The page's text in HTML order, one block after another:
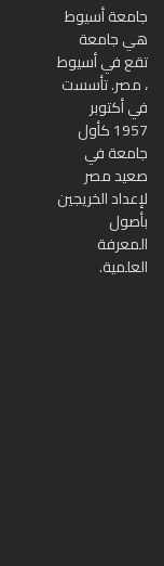
جامعة أسيوط
هي جامعة
تقع في أسيوط
، مصر. تأسست
في أكتوبر
1957 كأول
جامعة في
صعيد مصر
لإعداد الخريجين
بأصول
المعرفة
العلمية.